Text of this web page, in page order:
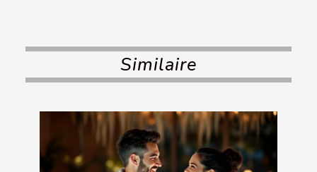
Similaire